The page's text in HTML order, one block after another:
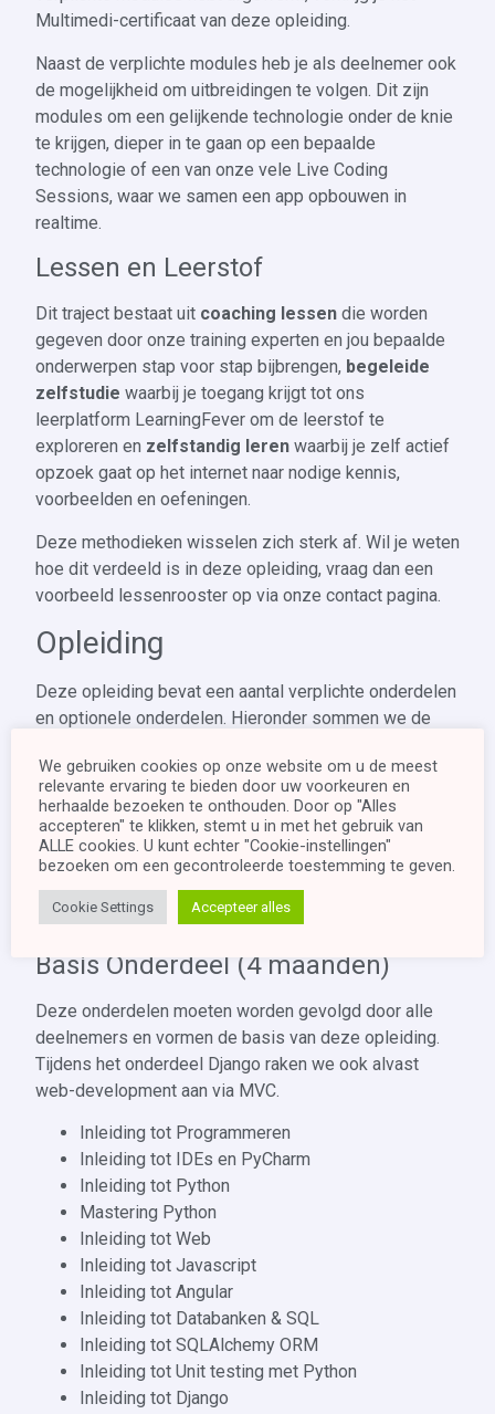
Multimedi-certificaat van deze opleiding.
Naast de verplichte modules heb je als deelnemer ook
de mogelijkheid om uitbreidingen te volgen. Dit zijn
modules om een gelijkende technologie onder de knie
te krijgen, dieper in te gaan op een bepaalde
technologie of een van onze vele Live Coding
Sessions, waar we samen een app opbouwen in
realtime.
Lessen en Leerstof
Dit traject bestaat uit coaching lessen die worden
gegeven door onze training experten en jou bepaalde
onderwerpen stap voor stap bijbrengen, begeleide
zelfstudie waarbij je toegang krijgt tot ons
leerplatform LearningFever om de leerstof te
exploreren en zelfstandig leren waarbij je zelf actief
opzoek gaat op het internet naar nodige kennis,
voorbeelden en oefeningen.
Deze methodieken wisselen zich sterk af. Wil je weten
hoe dit verdeeld is in deze opleiding, vraag dan een
voorbeeld lessenrooster op via onze contact pagina.
Opleiding
Deze opleiding bevat een aantal verplichte onderdelen
en optionele onderdelen. Hieronder sommen we de
Eveneens is dit een opleiding met twee verschillende
afstudeerspecialisaties.
Na het basis onderdeel wordt een keuze verwacht.
Deelnemers die beiden willen doen kunnen dit
aangeven. (Dit heeft een invloed op de prijs v.d.
opleiding)
Basis Onderdeel (4 maanden)
Deze onderdelen moeten worden gevolgd door alle
deelnemers en vormen de basis van deze opleiding.
Tijdens het onderdeel Django raken we ook alvast
web-development aan via MVC.
Inleiding tot Programmeren
Inleiding tot IDEs en PyCharm
Inleiding tot Python
Mastering Python
Inleiding tot Web
Inleiding tot Javascript
Inleiding tot Angular
Inleiding tot Databanken & SQL
Inleiding tot SQLAlchemy ORM
Inleiding tot Unit testing met Python
Inleiding tot Django
We gebruiken cookies op onze website om u de meest
relevante ervaring te bieden door uw voorkeuren en
herhaalde bezoeken te onthouden. Door op "Alles
accepteren" te klikken, stemt u in met het gebruik van
ALLE cookies. U kunt echter "Cookie-instellingen"
bezoeken om een ​​gecontroleerde toestemming te geven.
Cookie Settings Accepteer alles